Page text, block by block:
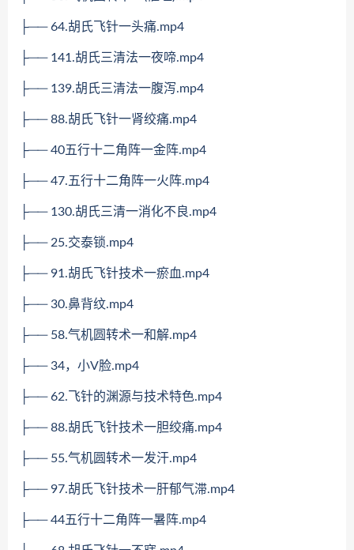
├── 64.胡氏飞针一头痛.mp4
├── 141.胡氏三清法一夜啼.mp4
├── 139.胡氏三清法一腹泻.mp4
├── 88.胡氏飞针一肾绞痛.mp4
├── 40五行十二角阵一金阵.mp4
├── 47.五行十二角阵一火阵.mp4
├── 130.胡氏三清一消化不良.mp4
├── 25.交泰锁.mp4
├── 91.胡氏飞针技术一瘀血.mp4
├── 30.鼻背纹.mp4
├── 58.气机圆转术一和解.mp4
├── 34，小V脸.mp4
├── 62.飞针的渊源与技术特色.mp4
├── 88.胡氏飞针技术一胆绞痛.mp4
├── 55.气机圆转术一发汗.mp4
├── 97.胡氏飞针技术一肝郁气滞.mp4
├── 44五行十二角阵一暑阵.mp4